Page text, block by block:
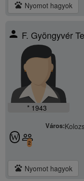
pets Nyomot hagyok
person F. Gyöngyvér
* 1943
Város:
W people_outline
2
pets Nyomot hagyok